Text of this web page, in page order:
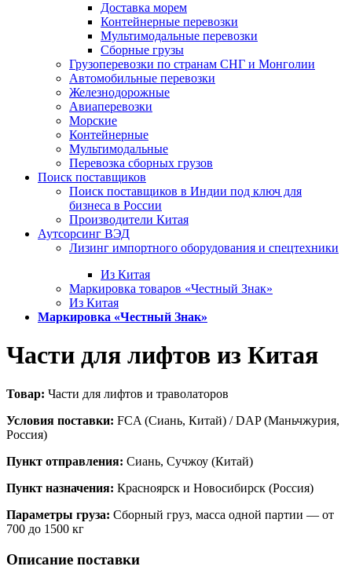
Доставка морем
Контейнерные перевозки
Мультимодальные перевозки
Сборные грузы
Грузоперевозки по странам СНГ и Монголии
Автомобильные перевозки
Железнодорожные
Авиаперевозки
Морские
Контейнерные
Мультимодальные
Перевозка сборных грузов
Поиск поставщиков
Поиск поставщиков в Индии под ключ для
бизнеса в России
Производители Китая
Аутсорсинг ВЭД
Лизинг импортного оборудования и спецтехники
Из Китая
Маркировка товаров «Честный Знак»
Из Китая
Маркировка «Честный Знак»
Части для лифтов из Китая
Товар: Части для лифтов и траволаторов
Условия поставки: FCA (Сиань, Китай) / DAP (Маньчжурия,
Россия)
Пункт отправления: Сиань, Сучжоу (Китай)
Пункт назначения: Красноярск и Новосибирск (Россия)
Параметры груза: Сборный груз, масса одной партии — от
700 до 1500 кг
Описание поставки